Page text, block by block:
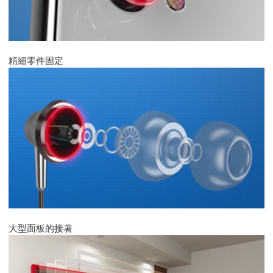
精細零件固定
大型面板的接著